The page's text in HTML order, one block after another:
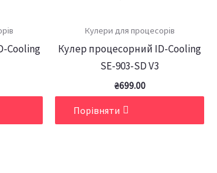
Cooling
Кулери для процесорів
Кулер процесорний ID-Cooling
SE-903-SD V3
₴699.00
Порівняти